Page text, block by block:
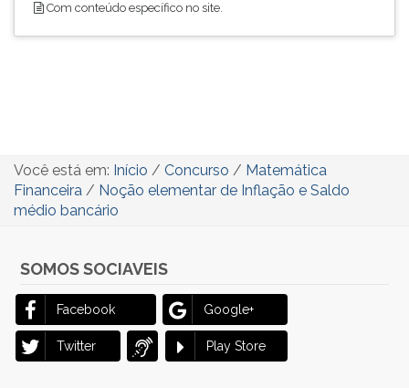
Com conteúdo específico no site.
Você está em: Início / Concurso / Matemática
Financeira / Noção elementar de Inflação e Saldo
médio bancário
SOMOS SOCIAVEIS
Facebook Google+
Twitter Play Store